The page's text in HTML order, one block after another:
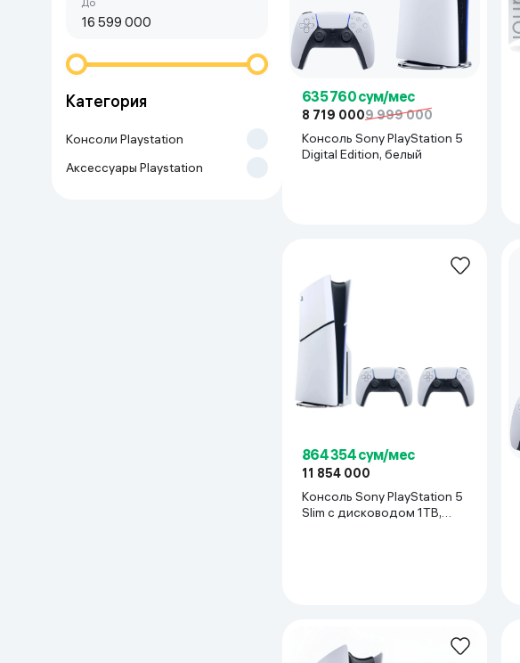
Техника для игр
Спортивные товары
Очки виртуальной реальности
Умные очки
Категория
Консоли Playstation
Аксессуары Playstation
635 760 сум/мес
8 719 0009 999 000
Консоль Sony PlayStation 5
Digital Edition, белый
864 354 сум/мес
11 854 000
Консоль Sony PlayStation 5
Slim с дисководом 1TB,